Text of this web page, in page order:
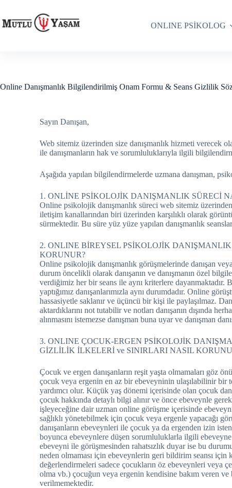
ONLINE PSİKOLOG
Online Danışmanlık Bilgilendirilmiş Onam Formu & Seans Gizlilik
Sayın Danışan,
Web sitemiz üzerinden size danışmanlık hizmeti verecek
ile danışmanların hak ve sorumluluklarıyla ilgili
Aşağıda yapılan bilgilendirmelerde uzmana danışman,
1. ONLİNE PSİKOLOJİK DANIŞMANLIK SÜRECİ
Online psikolojik danışmanlık süreci web sitemiz
iletişim kanallarından biri üzerinden karşılıklı olarak
sürmektedir. Bu süre yüz yüze yapılan danışmanlık
2. ONLINE BİREYSEL PSİKOLOJİK
KORUNUR?
Online psikolojik danışmanlık görüşmelerinde danışan
durum öncelikli olarak danışanın ve danışmanın özel
verdiğimiz her bir seans ile aynı kriterlere dayanmaktadır.
yaptığımız danışanlarımızla aynı durumdadır. Online
hassasiyetle saklanır ve üçüncü bir kişi ile paylaşılmaz.
aktardıklarını not tutabilir ve notları danışanın dışında
alınmasını istemezse danışman buna uyar ve danışman
3. ONLINE ÇOCUK-ERGEN PSİKOLOJİK
GİZLİLİK İLKELERİ ve SINIRLARI NASIL
Çocuk ve ergen danışanların reşit yaşta olmamaları göz
çocuk veya ergenin en az bir ebeveyninin ulaşılabilinir bir
yardımcı olur. Küçük yaş dönemi içerisinde olan çocuk
çocuk hakkında detaylı bilgi alınır ve önce ebeveynle
işleyeceğine dair uzman online görüşme içerisinde
sağlıklı yönetebilmek için çocuk veya ergenle yapacağı
danışanların ebeveynleri ile çocuk ya da ergenden izin
boyunca ebeveynlere düşen sorumluluklarla ilgili ebeveyne
ebeveyni ile görüşmesinden rahatsızlık duyar ise bu
neden olmaması için ebeveynlerin geri bildirim seansı
değerlendirmeleri sadece çocukların öz ebeveynleri veya
olma vb.) çocuğun veya ergenin kendisine bakım veren
verilmemektedir.